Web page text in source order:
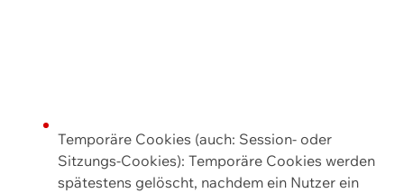
Temporäre Cookies (auch: Session- oder
Sitzungs-Cookies): Temporäre Cookies werden
spätestens gelöscht, nachdem ein Nutzer ein